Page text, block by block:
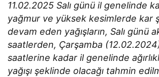
11.02.2025 Salı günü il genelinde
yağmur ve yüksek kesimlerde kar
devam eden yağışların, Salı günü
saatlerden, Çarşamba
saatlerine kadar il genelinde
yağışı şeklinde olacağı tahmin